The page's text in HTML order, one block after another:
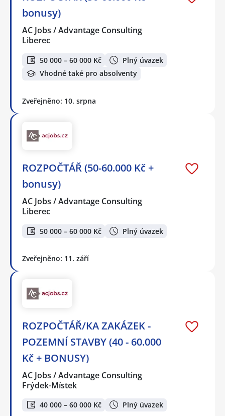
bonusy)
AC Jobs / Advantage Consulting
Liberec
50 000 – 60 000 Kč
Plný úvazek
Vhodné také pro absolventy
Zveřejněno: 10. srpna
ROZPOČTÁŘ (50-60.000 Kč +
bonusy)
AC Jobs / Advantage Consulting
Liberec
50 000 – 60 000 Kč Plný úvazek
Zveřejněno: 11. září
ROZPOČTÁŘ/KA ZAKÁZEK -
POZEMNÍ STAVBY (40 - 60.000
Kč + BONUSY)
AC Jobs / Advantage Consulting
Frýdek-Místek
40 000 – 60 000 Kč Plný úvazek